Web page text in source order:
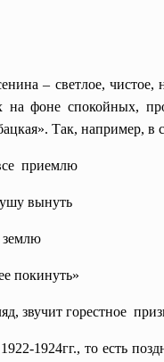
– светлое,
на фоне спокойных,
Так, например,
приемлю
вынуть
землю
звучит горестное
1924гг., то есть